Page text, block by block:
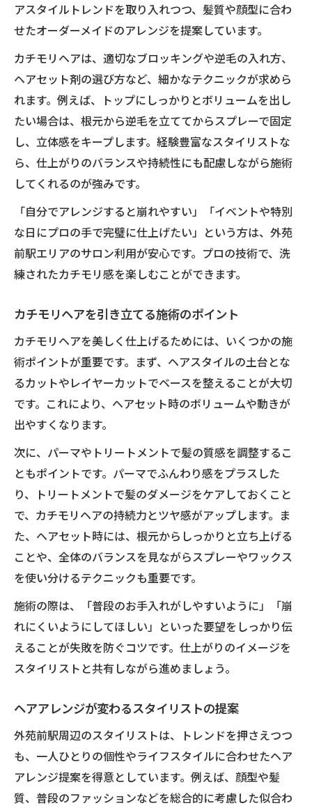
アスタイルトレンドを取り入れつつ、髪質や顔型に合わ
せたオーダーメイドのアレンジを提案しています。
カチモリヘアは、適切なブロッキングや逆毛の入れ方、
ヘアセット剤の選び方など、細かなテクニックが求めら
れます。例えば、トップにしっかりとボリュームを出し
たい場合は、根元から逆毛を立ててからスプレーで固定
し、立体感をキープします。経験豊富なスタイリストな
ら、仕上がりのバランスや持続性にも配慮しながら施術
してくれるのが強みです。
「自分でアレンジすると崩れやすい」「イベントや特別
な日にプロの手で完璧に仕上げたい」という方は、外苑
前駅エリアのサロン利用が安心です。プロの技術で、洗
練されたカチモリ感を楽しむことができます。
カチモリヘアを引き立てる施術のポイント
カチモリヘアを美しく仕上げるためには、いくつかの施
術ポイントが重要です。まず、ヘアスタイルの土台とな
るカットやレイヤーカットでベースを整えることが大切
です。これにより、ヘアセット時のボリュームや動きが
出やすくなります。
次に、パーマやトリートメントで髪の質感を調整するこ
ともポイントです。パーマでふんわり感をプラスした
り、トリートメントで髪のダメージをケアしておくこと
で、カチモリヘアの持続力とツヤ感がアップします。ま
た、ヘアセット時には、根元からしっかりと立ち上げる
ことや、全体のバランスを見ながらスプレーやワックス
を使い分けるテクニックも重要です。
施術の際は、「普段のお手入れがしやすいように」「崩
れにくいようにしてほしい」といった要望をしっかり伝
えることが失敗を防ぐコツです。仕上がりのイメージを
スタイリストと共有しながら進めましょう。
ヘアアレンジが変わるスタイリストの提案
外苑前駅周辺のスタイリストは、トレンドを押さえつつ
も、一人ひとりの個性やライフスタイルに合わせたヘア
アレンジ提案を得意としています。例えば、顔型や髪
質、普段のファッションなどを総合的に考慮した似合わ